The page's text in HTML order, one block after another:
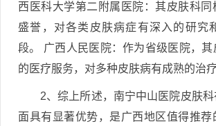
西医科大学第二附属医院：其皮肤科同
盛誉，对各类皮肤病症有深入的研究
段。 广西人民医院：作为省级医院，
的医疗服务，对多种皮肤病有成熟的治疗
2、综上所述，南宁中山医院皮肤
面具有显著优势，是广西地区值得推荐